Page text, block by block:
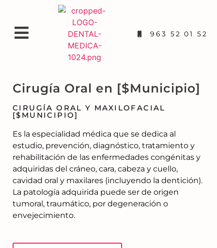
963 52 01 52
Cirugía Oral en [$Municipio]
CIRUGÍA ORAL Y MAXILOFACIAL
[$MUNICIPIO]
Es la especialidad médica que se dedica al
estudio, prevención, diagnóstico, tratamiento y
rehabilitación de las enfermedades congénitas y
adquiridas del cráneo, cara, cabeza y cuello,
cavidad oral y maxilares (incluyendo la dentición).
La patología adquirida puede ser de origen
tumoral, traumático, por degeneración o
envejecimiento.